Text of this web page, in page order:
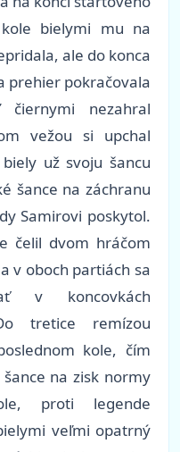
bielymi mu na
ale do konca
prehier pokračovala
nezahral
vežou si upchal
už svoju šancu
šance na záchranu
Samirovi poskytol.
čelil dvom hráčom
v oboch partiách sa
v koncovkách
tretice remízou
kole, čím
na zisk normy
proti legende
veľmi opatrný